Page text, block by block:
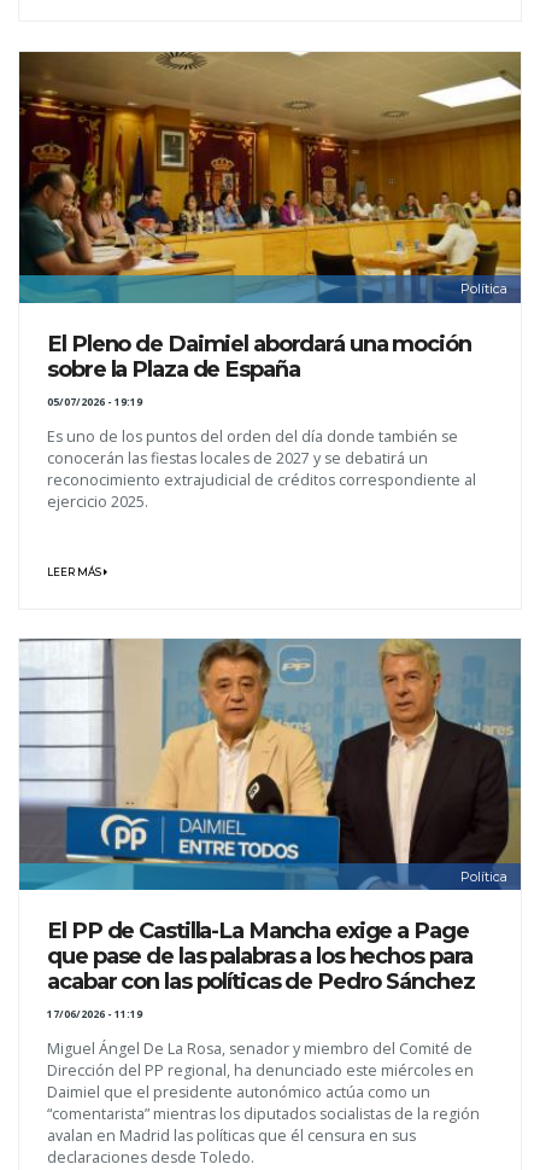
Política
El Pleno de Daimiel abordará una moción
sobre la Plaza de España
05/07/2026 - 19:19
Es uno de los puntos del orden del día donde también se
conocerán las fiestas locales de 2027 y se debatirá un
reconocimiento extrajudicial de créditos correspondiente al
ejercicio 2025.
LEER MÁS
Política
El PP de Castilla-La Mancha exige a Page
que pase de las palabras a los hechos para
acabar con las políticas de Pedro Sánchez
17/06/2026 - 11:19
Miguel Ángel De La Rosa, senador y miembro del Comité de
Dirección del PP regional, ha denunciado este miércoles en
Daimiel que el presidente autonómico actúa como un
“comentarista” mientras los diputados socialistas de la región
avalan en Madrid las políticas que él censura en sus
declaraciones desde Toledo.